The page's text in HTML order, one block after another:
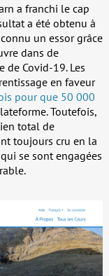
a franchi le cap
a été obtenu à
un essor grâce
dans de
de Covid-19. Les
en faveur
pour que 50 000
Toutefois,
total de
toujours cru en la
se sont engagées